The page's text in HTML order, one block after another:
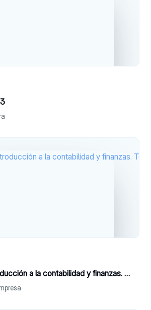
a la contabilidad y finanzas. Tema 18